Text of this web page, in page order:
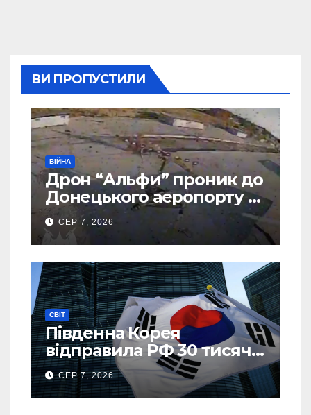
ВИ ПРОПУСТИЛИ
ВІЙНА
Дрон “Альфи” проник до
Донецького аеропорту та
спалив “Шахед” ще до
запуску
СЕР 7, 2026
СВІТ
Південна Корея
відправила РФ 30 тисяч
тонн авіапалива
СЕР 7, 2026